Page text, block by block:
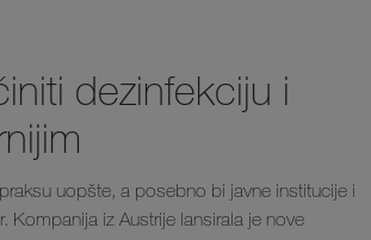
dezinfekciju i
uopšte, a posebno bi javne institucije i
Kompanija iz Austrije lansirala je nove